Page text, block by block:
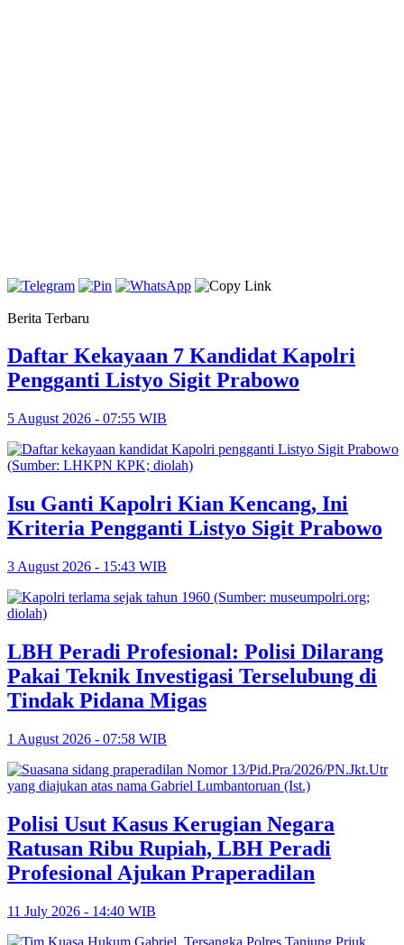
Berita Terbaru
Daftar Kekayaan 7 Kandidat Kapolri
Pengganti Listyo Sigit Prabowo
5 August 2026 - 07:55 WIB
Isu Ganti Kapolri Kian Kencang, Ini
Kriteria Pengganti Listyo Sigit Prabowo
3 August 2026 - 15:43 WIB
LBH Peradi Profesional: Polisi Dilarang
Pakai Teknik Investigasi Terselubung di
Tindak Pidana Migas
1 August 2026 - 07:58 WIB
Polisi Usut Kasus Kerugian Negara
Ratusan Ribu Rupiah, LBH Peradi
Profesional Ajukan Praperadilan
11 July 2026 - 14:40 WIB